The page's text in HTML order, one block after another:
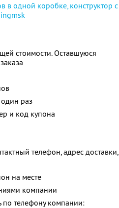
в одной коробке, конструктор с
стоимости. Оставшуюся
раз
и код купона
телефон, адрес доставки,
на месте
компании
телефону компании: